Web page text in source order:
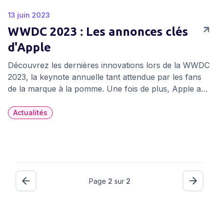
13 juin 2023
WWDC 2023 : Les annonces clés
d'Apple
Découvrez les dernières innovations lors de la WWDC
2023, la keynote annuelle tant attendue par les fans
de la marque à la pomme. Une fois de plus, Apple a
expériences incroyables à ses utilisateurs. Voici un
Actualités
Page 2 sur 2